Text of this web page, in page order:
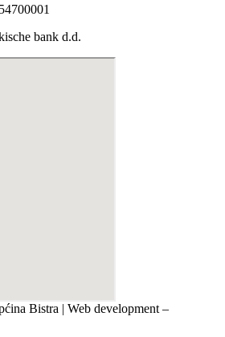
bank d.d.
Bistra | Web development –